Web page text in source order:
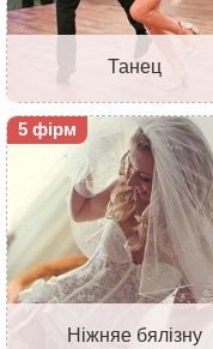
Танец
5 фірм
Ніжняе бялізну